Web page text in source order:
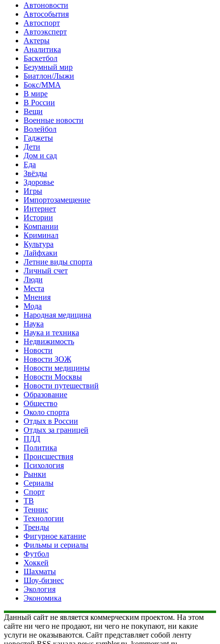
Автоновости
Автособытия
Автоспорт
Автоэксперт
Актеры
Аналитика
Баскетбол
Безумный мир
Биатлон/Лыжи
Бокс/MMA
В мире
В России
Вещи
Военные новости
Волейбол
Гаджеты
Дети
Дом и сад
Еда
Звёзды
Здоровье
Игры
Импортозамещение
Интернет
Истории
Компании
Криминал
Культура
Лайфхаки
Летние виды спорта
Личный счет
Люди
Места
Мнения
Мода
Народная медицина
Наука
Наука и техника
Недвижимость
Новости
Новости ЗОЖ
Новости медицины
Новости Москвы
Новости путешествий
Образование
Общество
Около спорта
Отдых в России
Отдых за границей
ПДД
Политика
Происшествия
Психология
Рынки
Сериалы
Спорт
ТВ
Теннис
Технологии
Тренды
Фигурное катание
Фильмы и сериалы
Футбол
Хоккей
Шахматы
Шоу-бизнес
Экология
Экономика
Данный сайт не является коммерческим проектом. На этом
сайте ни чего не продают, ни чего не покупают, ни какие
услуги не оказываются. Сайт представляет собой ленту